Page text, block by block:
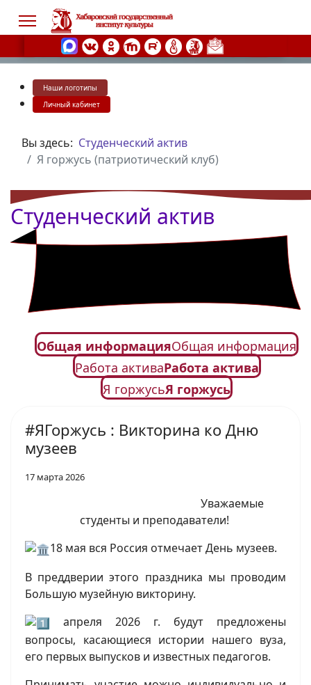
Наши логотипы
Личный кабинет
Вы здесь: Студенческий актив
Я горжусь (патриотический клуб)
Студенческий актив
Общая информацияОбщая информация
Работа активаРабота актива
Я горжусьЯ горжусь
#ЯГоржусь : Викторина ко Дню
музеев
17 марта 2026
Уважаемые
студенты и преподаватели!
18 мая вся Россия отмечает День музеев.
В преддверии этого праздника мы проводим
Большую музейную викторину.
апреля 2026 г. будут предложены
вопросы, касающиеся истории нашего вуза,
его первых выпусков и известных педагогов.